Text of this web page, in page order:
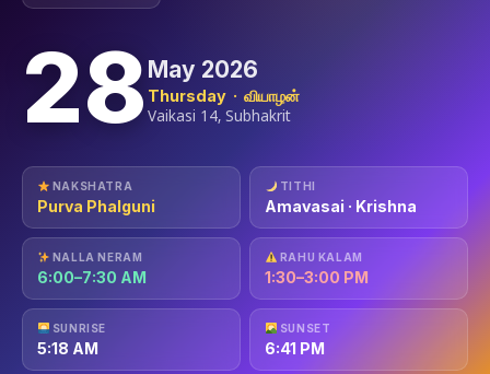
28 May 2026
Thursday · வியாழன்
Vaikasi 14, Subhakrit
NAKSHATRA
Purva Phalguni
TITHI
Amavasai · Krishna
NALLA NERAM
6:00–7:30 AM
RAHU KALAM
1:30–3:00 PM
SUNRISE
5:18 AM
SUNSET
6:41 PM